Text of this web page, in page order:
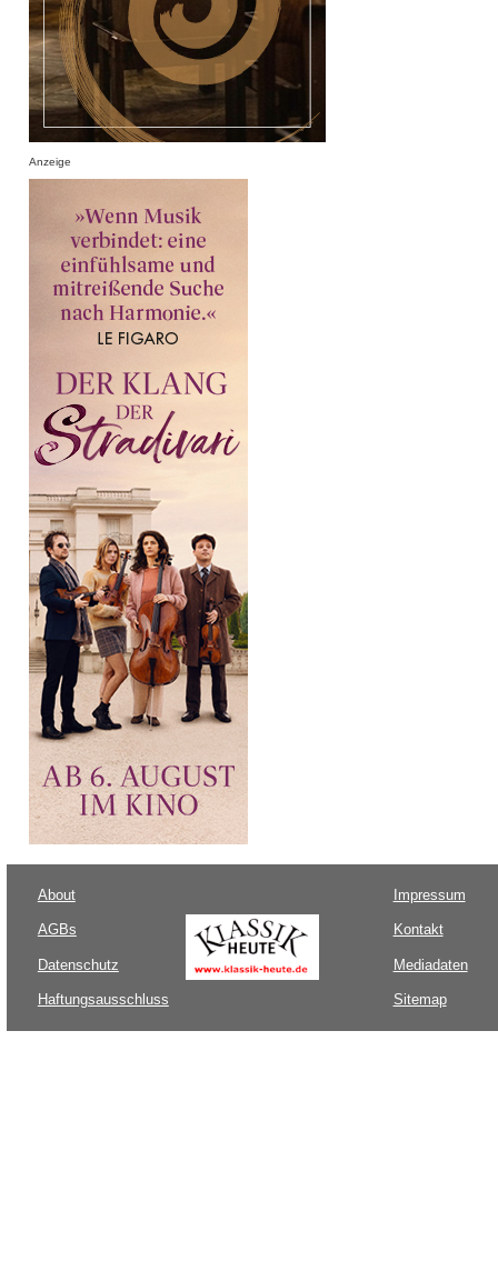
Anzeige
About
AGBs
Datenschutz
Haftungsausschluss
Impressum
Kontakt
Mediadaten
Sitemap